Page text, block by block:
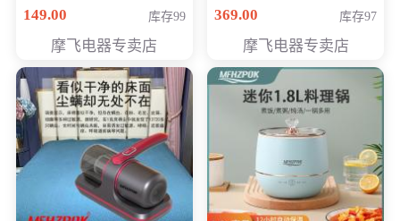
98元
149.00 库存99
摩飞电器专卖店
元
369.00 库存97
摩飞电器专卖店